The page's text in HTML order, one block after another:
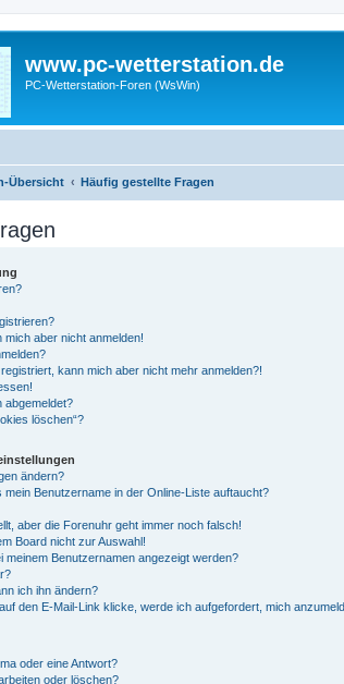
www.pc-wetterstation.de
PC-Wetterstation-Foren (WsWin)
Übersicht Häufig gestellte Fragen
aber nicht anmelden!
kann mich aber nicht mehr anmelden?!
abgemeldet?
löschen“?
ändern?
Benutzername in der Online-Liste auftaucht?
aber die Forenuhr geht immer noch falsch!
Board nicht zur Auswahl!
meinem Benutzernamen angezeigt werden?
ich ihn ändern?
den E-Mail-Link klicke, werde ich aufgefordert, mich
oder eine Antwort?
oder löschen?